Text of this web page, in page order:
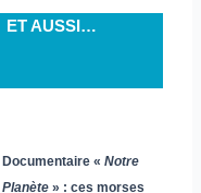
ET AUSSI…
Documentaire « Notre
Planète» : ces morses